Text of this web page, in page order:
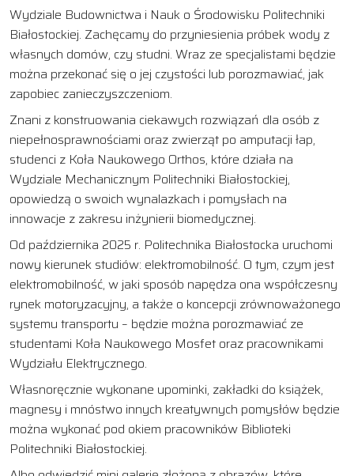
Wydziale Budownictwa i Nauk o Środowisku Politechniki
Białostockiej. Zachęcamy do przyniesienia próbek wody z
własnych domów, czy studni. Wraz ze specjalistami będzie
można przekonać się o jej czystości lub porozmawiać, jak
zapobiec zanieczyszczeniom.
Znani z konstruowania ciekawych rozwiązań dla osób z
niepełnosprawnościami oraz zwierząt po amputacji łap,
studenci z Koła Naukowego Orthos, które działa na
Wydziale Mechanicznym Politechniki Białostockiej,
opowiedzą o swoich wynalazkach i pomysłach na
innowacje z zakresu inżynierii biomedycznej.
Od października 2025 r. Politechnika Białostocka uruchomi
nowy kierunek studiów: elektromobilność. O tym, czym jest
elektromobilność, w jaki sposób napędza ona współczesny
rynek motoryzacyjny, a także o koncepcji zrównoważonego
systemu transportu – będzie można porozmawiać ze
studentami Koła Naukowego Mosfet oraz pracownikami
Wydziału Elektrycznego.
Własnoręcznie wykonane upominki, zakładki do książek,
magnesy i mnóstwo innych kreatywnych pomysłów będzie
można wykonać pod okiem pracowników Biblioteki
Politechniki Białostockiej.